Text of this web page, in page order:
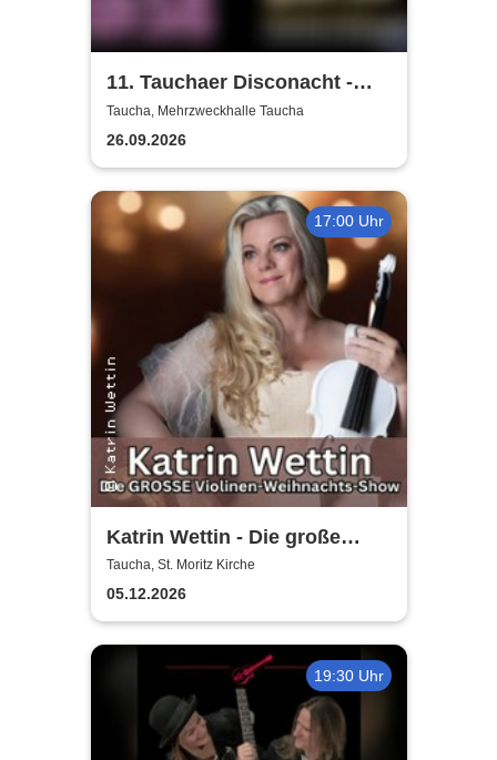
11. Tauchaer Disconacht -
Herbstedition
Taucha, Mehrzweckhalle Taucha
26.09.2026
17:00 Uhr
Katrin Wettin - Die große
Violinen-Weihnachts-Show
Taucha, St. Moritz Kirche
05.12.2026
19:30 Uhr